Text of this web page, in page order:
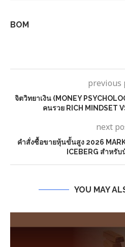
BOM
previous
จิตวิทยาเงิน (MONEY
คนรวย RICH MINDSET
next
คำสั่งซื้อขายหุ้นขั้นสูง 2026
ICEBERG สำหรั
YOU MAY